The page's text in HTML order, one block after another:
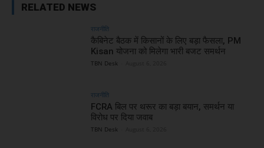
RELATED NEWS
राजनीति
कैबिनेट बैठक में किसानों के लिए बड़ा फैसला, PM
Kisan योजना को मिलेगा भारी बजट समर्थन
TBN Desk
राजनीति
FCRA बिल पर थरूर का बड़ा बयान, समर्थन या
विरोध पर दिया जवाब
TBN Desk